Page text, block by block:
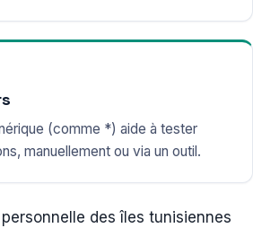
(comme *) aide à tester
manuellement ou via un outil.
des îles tunisiennes